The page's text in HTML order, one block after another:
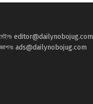
editor@dailynobojug.com
ads@dailynobojug.com